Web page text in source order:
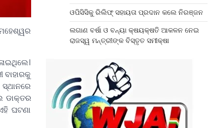
ଡାକ୍ତର
ଘଟଣା
ଓପିସିସିକୁ ରିଲିଫ୍ ସହାୟତା ପ୍ରଦାନ କଲେ ନିରଞ୍ଜନ
ଲଗାଣ ବର୍ଷା ଓ ବନ୍ୟା କ୍ଷୟକ୍ଷତି ଆକଳନ ନେଇ
ରାଜସ୍ୱ ମନ୍ତ୍ରୀଙ୍କ ବିସ୍ତୃତ ସମୀକ୍ଷା